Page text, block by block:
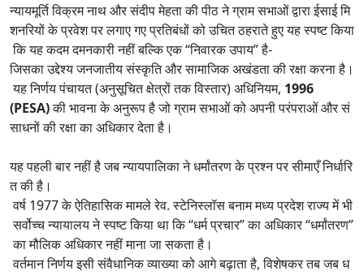
न्यायमूर्ति विक्रम नाथ और संदीप मेहता की पीठ ने ग्राम सभाओं द्वारा ईसाई मि
शनरियों के प्रवेश पर लगाए गए प्रतिबंधों को उचित ठहराते हुए यह स्पष्ट किया
कि यह कदम दमनकारी नहीं बल्कि एक “निवारक उपाय” है-
जिसका उद्देश्य जनजातीय संस्कृति और सामाजिक अखंडता की रक्षा करना है।
यह निर्णय पंचायत (अनुसूचित क्षेत्रों तक विस्तार) अधिनियम, 1996
(PESA)की भावना के अनुरूप है जो ग्राम सभाओं को अपनी परंपराओं और सं
साधनों की रक्षा का अधिकार देता है।
यह पहली बार नहीं है जब न्यायपालिका ने धर्मांतरण के प्रश्न पर सीमाएँ निर्धारि
त की है।
वर्ष 1977 के ऐतिहासिक मामले रेव. स्टेनिस्लॉस बनाम मध्य प्रदेश राज्य में भी
सर्वोच्च न्यायालय ने स्पष्ट किया था कि “धर्म प्रचार” का अधिकार “धर्मांतरण”
का मौलिक अधिकार नहीं माना जा सकता है।
वर्तमान निर्णय इसी संवैधानिक व्याख्या को आगे बढ़ाता है, विशेषकर तब जब ध